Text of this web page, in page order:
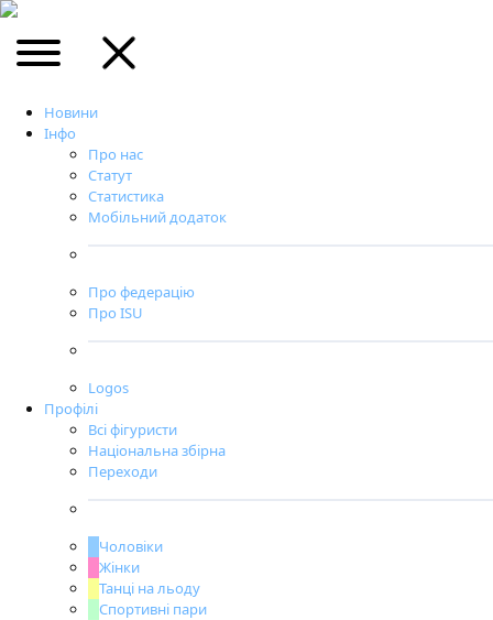
Новини
Інфо
Про нас
Статут
Статистика
Мобільний додаток
Про федерацію
Про ISU
Logos
Профілі
Всі фігуристи
Національна збірна
Переходи
Чоловіки
Жінки
Танці на льоду
Спортивні пари